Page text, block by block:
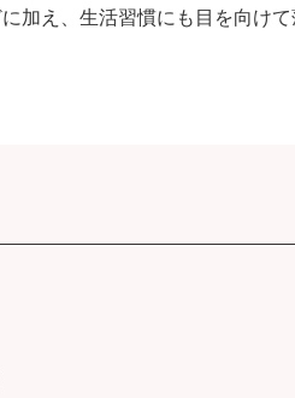
加え、生活習慣にも目を向け